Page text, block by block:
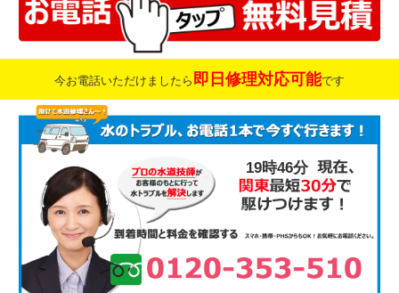
今お電話いただけましたら 即日修理対応可能です
19時46分